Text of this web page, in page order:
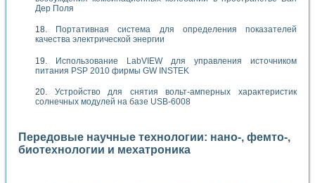
Дер Поля
Портативная система для определения показателей
качества электрической энергии
Использование LabVIEW для управления источником
питания PSP 2010 фирмы GW INSTEK
Устройство для снятия вольт-амперных характеристик
солнечных модулей на базе USB-6008
Передовые научные технологии: нано-, фемто-,
биотехнологии и мехатроника